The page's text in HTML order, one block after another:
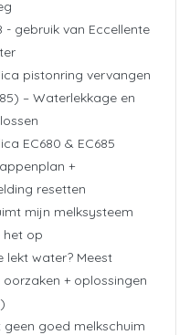
- gebruik van Eccellente
pistonring vervangen
– Waterlekkage en
EC680 & EC685
+
resetten
mijn melksysteem
het op
lekt water? Meest
+ oplossingen
goed melkschuim